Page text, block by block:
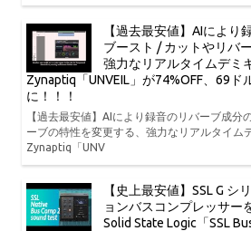
【過去最安値】AIにより
ブースト / カットやリバ
強力なリアルタイムデミ
Zynaptiq「UNVEIL」が74%OFF、69ド
に！！！
【過去最安値】AIにより録音のリバーブ成分
ーブの特性を変更する、強力なリアルタイム
Zynaptiq「UNV
【史上最安値】SSL G シ
ョンバスコンプレッサー
Solid State Logic「SSL